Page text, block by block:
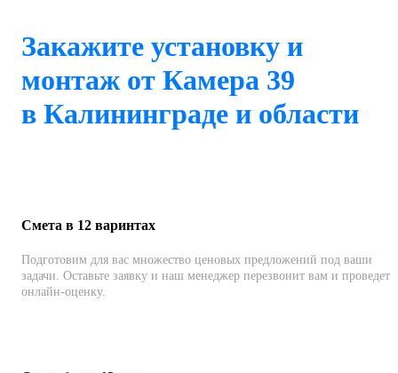
Закажите установку и
монтаж от Камера 39
в Калининграде и области
Смета в 12 варинтах
Подготовим для вас множество ценовых предложений под ваши
задачи. Оставьте заявку и наш менеджер перезвонит вам и проведет
онлайн-оценку.